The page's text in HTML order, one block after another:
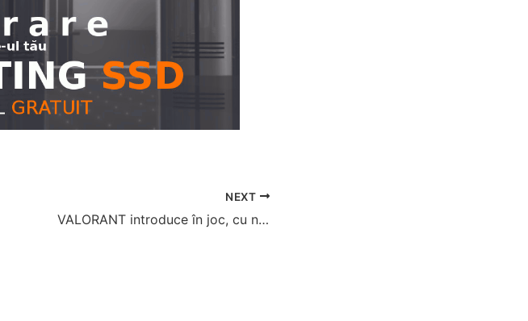
NEXT
VALORANT introduce în joc, cu noul update, skin-uri noi, meme-uri și o nouă harta